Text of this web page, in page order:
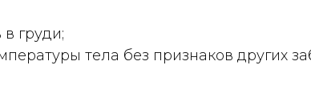
груди;
тела без признаков других